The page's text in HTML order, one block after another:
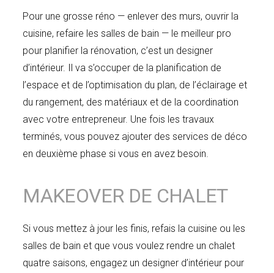
Pour une grosse réno — enlever des murs, ouvrir la
cuisine, refaire les salles de bain — le meilleur pro
pour planifier la rénovation, c’est un designer
d’intérieur. Il va s’occuper de la planification de
l’espace et de l’optimisation du plan, de l’éclairage et
du rangement, des matériaux et de la coordination
avec votre entrepreneur. Une fois les travaux
terminés, vous pouvez ajouter des services de déco
en deuxième phase si vous en avez besoin.
MAKEOVER DE CHALET
Si vous mettez à jour les finis, refais la cuisine ou les
salles de bain et que vous voulez rendre un chalet
quatre saisons, engagez un designer d’intérieur pour